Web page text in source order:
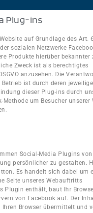
Plug-ins
auf Grundlage des Art.
sozialen Netzwerke
Produkte hierüber bekannter
Zweck ist als berechtigtes
anzusehen. Die
ist durch deren
dieser Plug-ins durch
um Besucher unserer
Social-Media Plugins
persönlicher zu gestalten.
Es handelt sich dabei um
Seite unseres Webauftritts
Plugin enthält, baut Ihr
von Facebook auf. Der
Browser übermittelt und